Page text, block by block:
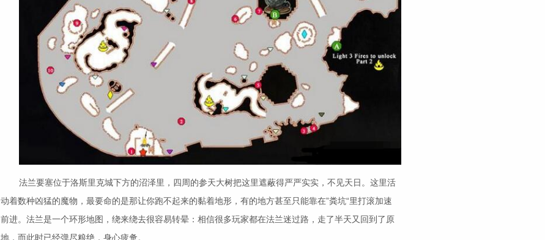
法兰要塞位于洛斯里克城下方的沼泽里，四周的参天大树把这里遮蔽得严严实实，不见天日。这里活
动着数种凶猛的魔物，最要命的是那让你跑不起来的黏着地形，有的地方甚至只能靠在”粪坑“里打滚加速
前进。法兰是一个环形地图，绕来绕去很容易转晕：相信很多玩家都在法兰迷过路，走了半天又回到了原
地，而此时已经弹尽粮绝，身心疲惫。